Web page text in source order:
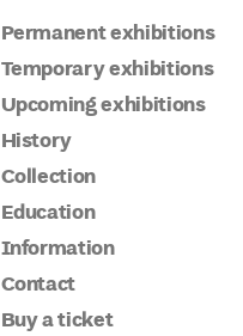
Permanent exhibitions
Temporary exhibitions
Upcoming exhibitions
History
Collection
Education
Information
Contact
Buy a ticket